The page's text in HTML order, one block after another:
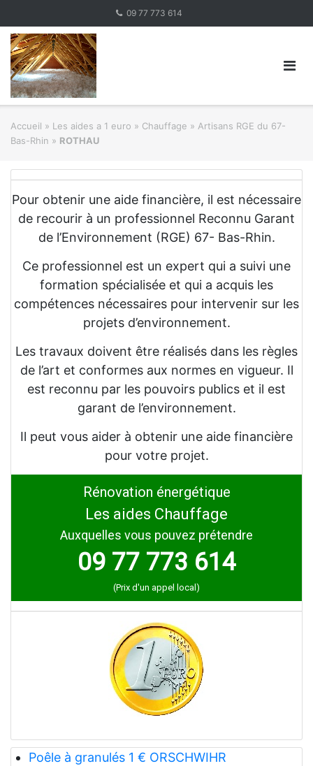
content
09 77 773 614
Accueil » Les aides a 1 euro » Chauffage » Artisans RGE du 67-
Bas-Rhin » ROTHAU
Pour obtenir une aide financière, il est nécessaire
de recourir à un professionnel Reconnu Garant
de l’Environnement (RGE) 67- Bas-Rhin.
Ce professionnel est un expert qui a suivi une
formation spécialisée et qui a acquis les
compétences nécessaires pour intervenir sur les
projets d’environnement.
Les travaux doivent être réalisés dans les règles
de l’art et conformes aux normes en vigueur. Il
est reconnu par les pouvoirs publics et il est
garant de l’environnement.
Il peut vous aider à obtenir une aide financière
pour votre projet.
Rénovation énergétique
Les aides Chauffage
Auxquelles vous pouvez prétendre
09 77 773 614
(Prix d'un appel local)
Poêle à granulés 1 € ORSCHWIHR